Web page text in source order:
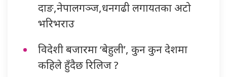
दाङ,नेपालगञ्ज,धनगढी लगायतका अटो
भरिभराउ
विदेशी बजारमा ‘बेहुली’, कुन कुन देशमा
कहिले हुँदैछ रिलिज ?